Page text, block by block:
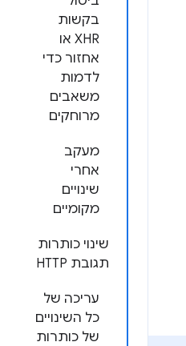
בקשות
XHR או
אחזור כדי
לדמות
משאבים
מרוחקים
מעקב
אחרי
שינויים
מקומיים
שינוי כותרות
תגובת HTTP
עריכה של
כל השינויים
של כותרות